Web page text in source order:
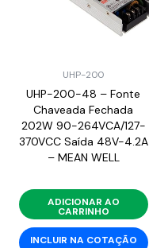
UHP-200
UHP-200-48 – Fonte
Chaveada Fechada
202W 90-264VCA/127-
370VCC Saída 48V-4.2A
– MEAN WELL
ADICIONAR AO
CARRINHO
INCLUIR NA COTAÇÃO